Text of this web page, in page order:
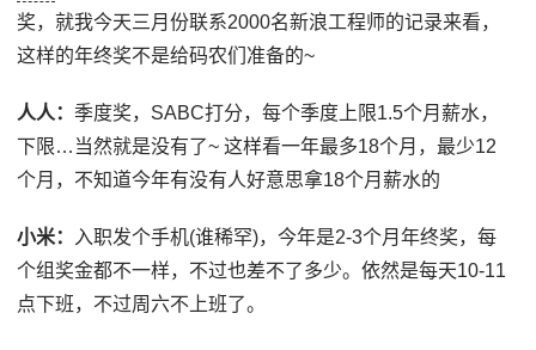
奖，就我今天三月份联系2000名新浪工程师的记录来看，
这样的年终奖不是给码农们准备的~
人人： 季度奖，SABC打分，每个季度上限1.5个月薪水，
下限…当然就是没有了~ 这样看一年最多18个月，最少12
个月，不知道今年有没有人好意思拿18个月薪水的
小米：
入职发个手机(谁稀罕)，今年是2-3个月年终奖，每
个组奖金都不一样，不过也差不了多少。依然是每天10-11
点下班，不过周六不上班了。